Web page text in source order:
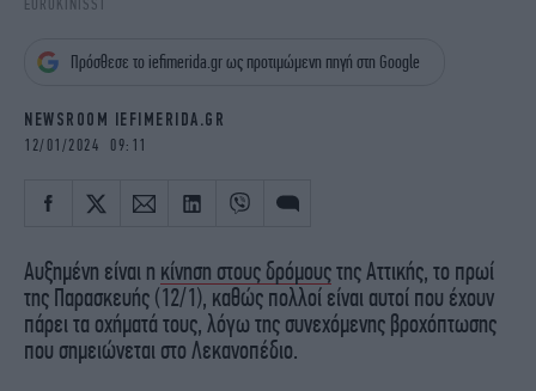
iBOOKS
OSCARS
NEWSLETTER
EUROKINISSI
Πρόσθεσε το iefimerida.gr ως προτιμώμενη πηγή στη Google
NEWSROOM IEFIMERIDA.GR
12/01/2024 09:11
Αυξημένη είναι η κίνηση στους δρόμουςτης Αττικής, το πρωί
της Παρασκευής (12/1), καθώς πολλοί είναι αυτοί που έχουν
πάρει τα οχήματά τους, λόγω της συνεχόμενης βροχόπτωσης
που σημειώνεται στο Λεκανοπέδιο.